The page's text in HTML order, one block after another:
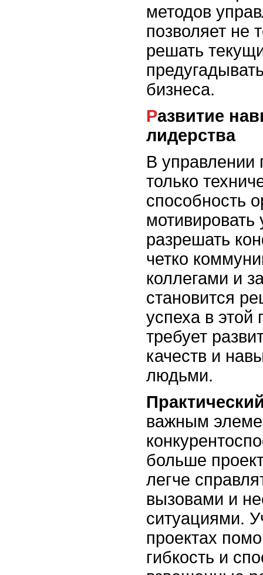
методов
позволяет не
решать
бизнеса.
Развитие навыков общения и
лидерства
В управлении
только
способность
мотивировать
разрешать
четко
коллегами и
становится
успеха в
требует
качеств и
людьми.
важным
больше
легче
вызовами и
ситуациями.
проектах
гибкость и